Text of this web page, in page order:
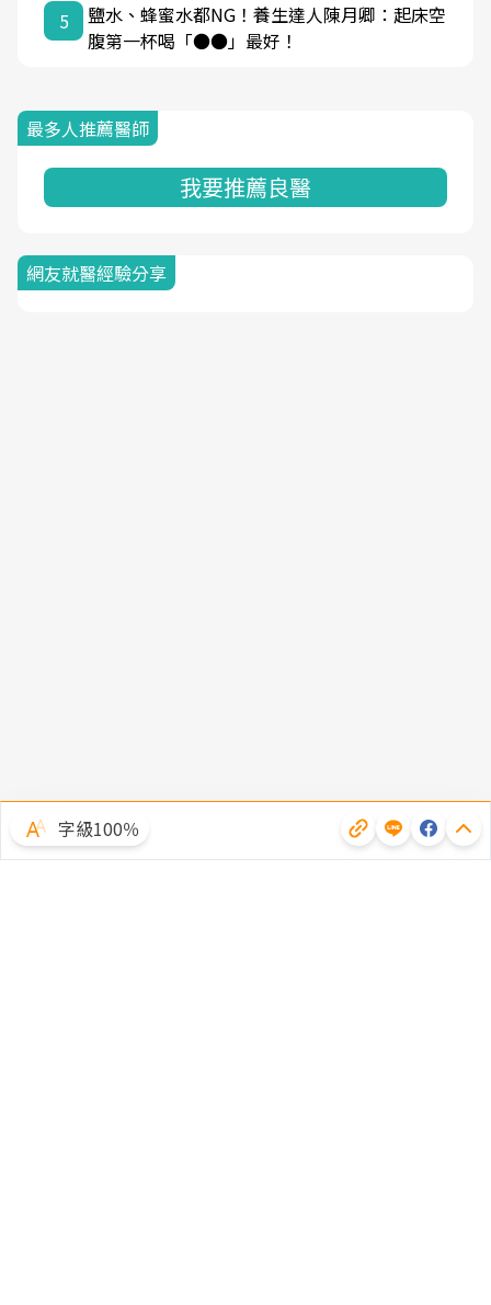
5
鹽水、蜂蜜水都NG！養生達人陳月卿：起床空
腹第一杯喝「●●」最好！
最多人推薦醫師
我要推薦良醫
網友就醫經驗分享
字級100％